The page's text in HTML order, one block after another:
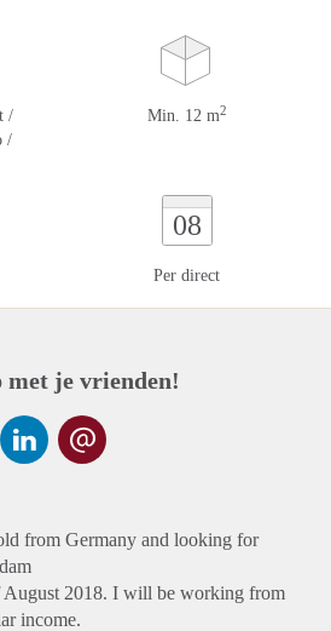
/
/
Min. 12 m2
08
Per direct
met je vrienden!
from Germany and looking for
August 2018. I will be working from
income.